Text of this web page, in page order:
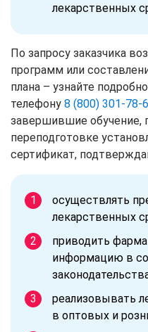
лекарственных
По запросу заказчика
программ или
плана – узнайте
телефону 8 (800) 301-78-
завершившие обучение,
переподготовке
сертификат,
осуществлять
лекарственных
приводить
информацию в
реализовывать
в оптовых и